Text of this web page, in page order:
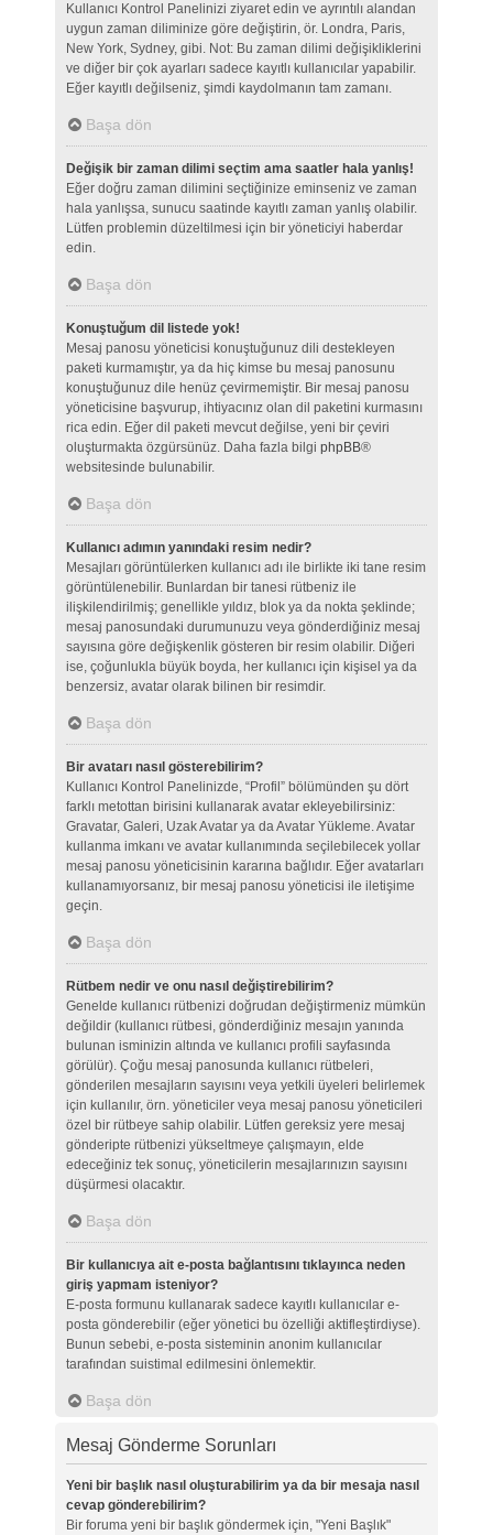
Kullanıcı Kontrol Panelinizi ziyaret edin ve ayrıntılı alandan
uygun zaman diliminize göre değiştirin, ör. Londra, Paris,
New York, Sydney, gibi. Not: Bu zaman dilimi değişikliklerini
ve diğer bir çok ayarları sadece kayıtlı kullanıcılar yapabilir.
Eğer kayıtlı değilseniz, şimdi kaydolmanın tam zamanı.
Başa dön
Değişik bir zaman dilimi seçtim ama saatler hala yanlış!
Eğer doğru zaman dilimini seçtiğinize eminseniz ve zaman
hala yanlışsa, sunucu saatinde kayıtlı zaman yanlış olabilir.
Lütfen problemin düzeltilmesi için bir yöneticiyi haberdar
edin.
Başa dön
Konuştuğum dil listede yok!
Mesaj panosu yöneticisi konuştuğunuz dili destekleyen
paketi kurmamıştır, ya da hiç kimse bu mesaj panosunu
konuştuğunuz dile henüz çevirmemiştir. Bir mesaj panosu
yöneticisine başvurup, ihtiyacınız olan dil paketini kurmasını
rica edin. Eğer dil paketi mevcut değilse, yeni bir çeviri
oluşturmakta özgürsünüz. Daha fazla bilgi phpBB®
websitesinde bulunabilir.
Başa dön
Kullanıcı adımın yanındaki resim nedir?
Mesajları görüntülerken kullanıcı adı ile birlikte iki tane resim
görüntülenebilir. Bunlardan bir tanesi rütbeniz ile
ilişkilendirilmiş; genellikle yıldız, blok ya da nokta şeklinde;
mesaj panosundaki durumunuzu veya gönderdiğiniz mesaj
sayısına göre değişkenlik gösteren bir resim olabilir. Diğeri
ise, çoğunlukla büyük boyda, her kullanıcı için kişisel ya da
benzersiz, avatar olarak bilinen bir resimdir.
Başa dön
Bir avatarı nasıl gösterebilirim?
Kullanıcı Kontrol Panelinizde, “Profil” bölümünden şu dört
farklı metottan birisini kullanarak avatar ekleyebilirsiniz:
Gravatar, Galeri, Uzak Avatar ya da Avatar Yükleme. Avatar
kullanma imkanı ve avatar kullanımında seçilebilecek yollar
mesaj panosu yöneticisinin kararına bağlıdır. Eğer avatarları
kullanamıyorsanız, bir mesaj panosu yöneticisi ile iletişime
geçin.
Başa dön
Rütbem nedir ve onu nasıl değiştirebilirim?
Genelde kullanıcı rütbenizi doğrudan değiştirmeniz mümkün
değildir (kullanıcı rütbesi, gönderdiğiniz mesajın yanında
bulunan isminizin altında ve kullanıcı profili sayfasında
görülür). Çoğu mesaj panosunda kullanıcı rütbeleri,
gönderilen mesajların sayısını veya yetkili üyeleri belirlemek
için kullanılır, örn. yöneticiler veya mesaj panosu yöneticileri
özel bir rütbeye sahip olabilir. Lütfen gereksiz yere mesaj
gönderipte rütbenizi yükseltmeye çalışmayın, elde
edeceğiniz tek sonuç, yöneticilerin mesajlarınızın sayısını
düşürmesi olacaktır.
Başa dön
Bir kullanıcıya ait e-posta bağlantısını tıklayınca neden
giriş yapmam isteniyor?
E-posta formunu kullanarak sadece kayıtlı kullanıcılar e-
posta gönderebilir (eğer yönetici bu özelliği aktifleştirdiyse).
Bunun sebebi, e-posta sisteminin anonim kullanıcılar
tarafından suistimal edilmesini önlemektir.
Başa dön
Mesaj Gönderme Sorunları
Yeni bir başlık nasıl oluşturabilirim ya da bir mesaja nasıl
cevap gönderebilirim?
Bir foruma yeni bir başlık göndermek için, "Yeni Başlık"